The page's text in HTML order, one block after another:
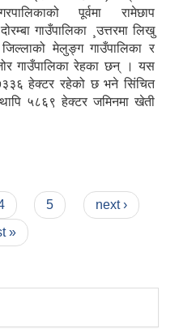
पूर्वमा रामेछाप
गाउँपालिका ¸उत्तरमा लिखु
जिल्लाको मेलुङ्ग गाउँपालिका र
गाउँपालिका रेहका छन् । यस
हेक्टर रहेको छ भने सिंचित
५८६९ हेक्टर जमिनमा खेती
संक्षिप्त चिनारी
5
next ›
»